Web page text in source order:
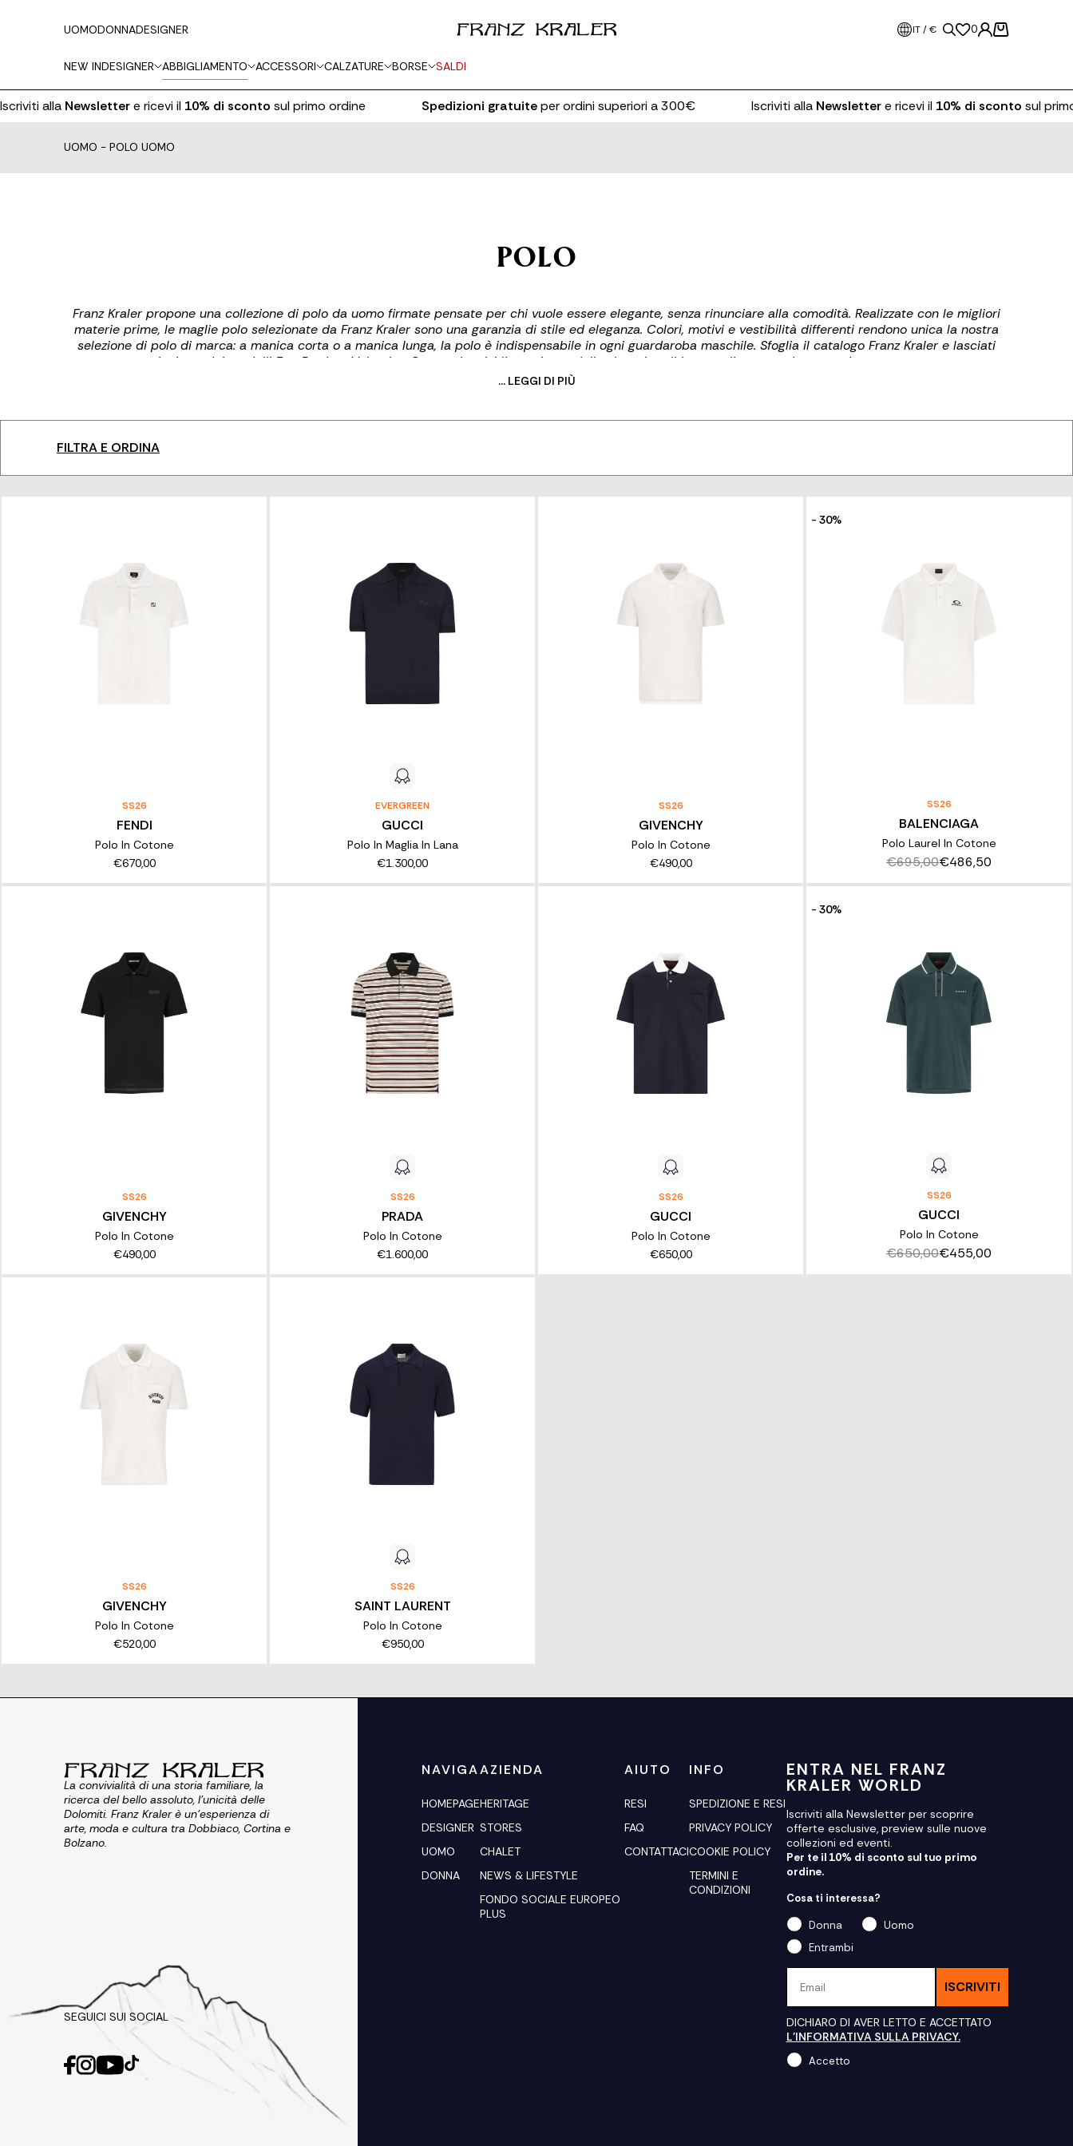
UOMODONNADESIGNER IT / € 0
NEW INDESIGNER ABBIGLIAMENTO ACCESSORI CALZATURE BORSE SALDI
allaNewslettere ricevi il10% di scontosul primo ordine Spedizioni gratuiteper ordini superiori a 300€ Iscriviti allaNewslettere ricevi il10% di scontosul primo
UOMO - POLO UOMO
POLO
Franz Kraler propone una collezione di polo da uomo firmate pensate per chi vuole essere elegante, senza rinunciare alla comodità. Realizzate con le migliori
materie prime, le maglie polo selezionate da Franz Kraler sono una garanzia di stile ed eleganza. Colori, motivi e vestibilità differenti rendono unica la nostra
selezione di polo di marca: a manica corta o a manica lunga, la polo è indispensabile in ogni guardaroba maschile. Sfoglia il catalogo Franz Kraler e lasciati
ispirare dai modelli Fay, Prada e Valentino Garavani e vivi l'esperienza dello shopping di lusso online comodamente da casa tua.
... LEGGI DI PIÙ
FILTRA E ORDINA
SS26
FENDI
Polo In Cotone
€670,00
EVERGREEN
GUCCI
Polo In Maglia In Lana
€1.300,00
SS26
GIVENCHY
Polo In Cotone
€490,00
- 30%
SS26
BALENCIAGA
Polo Laurel In Cotone
€695,00€486,50
SS26
GIVENCHY
Polo In Cotone
€490,00
SS26
PRADA
Polo In Cotone
€1.600,00
SS26
GUCCI
Polo In Cotone
€650,00
- 30%
SS26
GUCCI
Polo In Cotone
€650,00€455,00
SS26
GIVENCHY
Polo In Cotone
€520,00
SS26
SAINT LAURENT
Polo In Cotone
€950,00
La convivialità di una storia familiare, la
ricerca del bello assoluto, l'unicità delle
Dolomiti. Franz Kraler è un'esperienza di
arte, moda e cultura tra Dobbiaco, Cortina e
Bolzano.
SEGUICI SUI SOCIAL
NAVIGA
HOMEPAGE
DESIGNER
UOMO
DONNA
AZIENDA
HERITAGE
STORES
CHALET
NEWS & LIFESTYLE
FONDO SOCIALE EUROPEO
PLUS
AIUTO
RESI
FAQ
CONTATTACI
INFO
SPEDIZIONE E RESI
PRIVACY POLICY
COOKIE POLICY
TERMINI E
CONDIZIONI
ENTRA NEL FRANZ
KRALER WORLD
Iscriviti alla Newsletter per scoprire
offerte esclusive, preview sulle nuove
collezioni ed eventi.
Per te il 10% di sconto sul tuo primo
ordine.
Cosa ti interessa?
Donna
Uomo
Entrambi
ISCRIVITI
DICHIARO DI AVER LETTO E ACCETTATO
L'INFORMATIVA SULLA PRIVACY.
Accetto